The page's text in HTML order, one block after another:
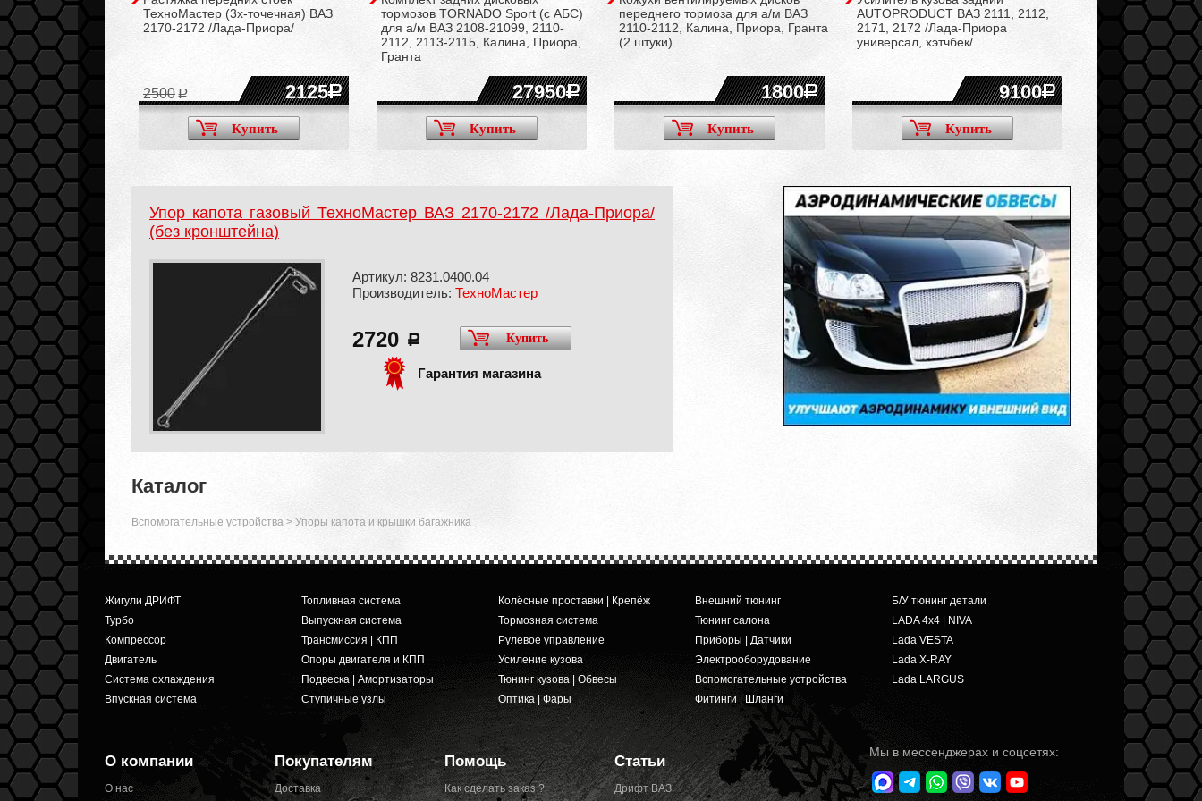
ВАЗ 2110-2112,
Приора/
22100
ТехноМастер (3х-точечная) ВАЗ
2170-2172 /Лада-Приора/
2125
2500
Купить
тормозов TORNADO Sport (c АБС)
для а/м ВАЗ 2108-21099, 2110-
2112, 2113-2115, Калина, Приора,
Гранта
27950
Купить
переднего тормоза для а/м ВАЗ
2110-2112, Калина, Приора, Гранта
(2 штуки)
1800
Купить
AUTOPRODUCT ВАЗ 2111, 2112,
2171, 2172 /Лада-Приора
универсал, хэтчбек/
9100
Купить
жёсткими
2170-2172 /
Упор капота газовый ТехноМастер ВАЗ 2170-2172 /Лада-Приора/
(без кронштейна)
Артикул: 8231.0400.04
Производитель: ТехноМастер
2720 a Купить
Гарантия магазина
Каталог
Вспомогательные устройства > Упоры капота и крышки багажника
Жигули ДРИФТ
Турбо
Компрессор
Двигатель
Система охлаждения
Впускная система
Топливная система
Выпускная система
Трансмиссия | КПП
Опоры двигателя и КПП
Подвеска | Амортизаторы
Ступичные узлы
Колёсные проставки | Крепёж
Тормозная система
Рулевое управление
Усиление кузова
Тюнинг кузова | Обвесы
Оптика | Фары
Внешний тюнинг
Тюнинг салона
Приборы | Датчики
Электрооборудование
Вспомогательные устройства
Фитинги | Шланги
Б/У тюнинг детали
LADA 4x4 | NIVA
Lada VESTA
Lada X-RAY
Lada LARGUS
О компании
О нас
Покупателям
Доставка
Помощь
Как сделать заказ ?
Статьи
Дрифт ВАЗ
Мы в мессенджерах и соцсетях: